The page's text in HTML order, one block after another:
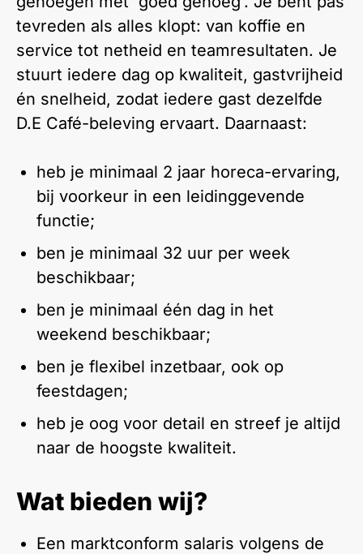
tevreden als alles klopt: van koffie en
service tot netheid en teamresultaten. Je
stuurt iedere dag op kwaliteit, gastvrijheid
én snelheid, zodat iedere gast dezelfde
D.E Café-beleving ervaart. Daarnaast:
heb je minimaal 2 jaar horeca-ervaring,
bij voorkeur in een leidinggevende
functie;
ben je minimaal 32 uur per week
beschikbaar;
ben je minimaal één dag in het
weekend beschikbaar;
ben je flexibel inzetbaar, ook op
feestdagen;
heb je oog voor detail en streef je altijd
naar de hoogste kwaliteit.
Wat bieden wij?
Een marktconform salaris volgens de